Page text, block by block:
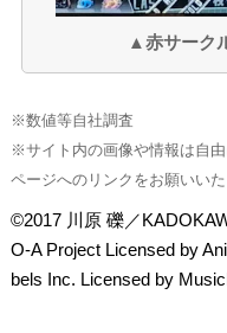
▲赤サーク
※数値等自社調査
※サイト内の画像や情報は自
ページへのリンクをお願いいた
©2017 川原 礫／
O-A Project Licensed by
bels Inc. Licensed by